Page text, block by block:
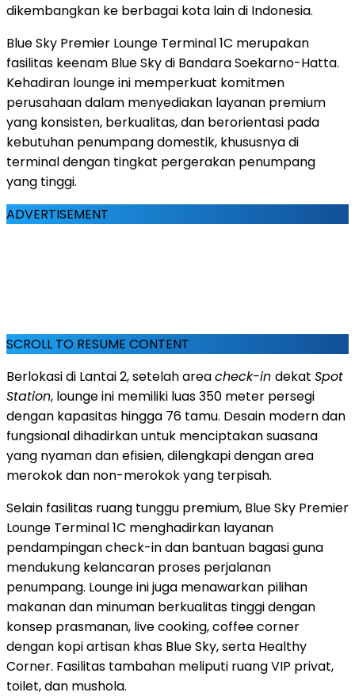
dikembangkan ke berbagai kota lain di Indonesia.
Blue Sky Premier Lounge Terminal 1C merupakan
fasilitas keenam Blue Sky di Bandara Soekarno-Hatta.
Kehadiran lounge ini memperkuat komitmen
perusahaan dalam menyediakan layanan premium
yang konsisten, berkualitas, dan berorientasi pada
kebutuhan penumpang domestik, khususnya di
terminal dengan tingkat pergerakan penumpang
yang tinggi.
ADVERTISEMENT
SCROLL TO RESUME CONTENT
Berlokasi di Lantai 2, setelah areacheck-in dekat Spot
Station, lounge ini memiliki luas 350 meter persegi
dengan kapasitas hingga 76 tamu. Desain modern dan
fungsional dihadirkan untuk menciptakan suasana
yang nyaman dan efisien, dilengkapi dengan area
merokok dan non-merokok yang terpisah.
Selain fasilitas ruang tunggu premium, Blue Sky Premier
Lounge Terminal 1C menghadirkan layanan
pendampingan check-in dan bantuan bagasi guna
mendukung kelancaran proses perjalanan
penumpang. Lounge ini juga menawarkan pilihan
makanan dan minuman berkualitas tinggi dengan
konsep prasmanan, live cooking, coffee corner
dengan kopi artisan khas Blue Sky, serta Healthy
Corner. Fasilitas tambahan meliputi ruang VIP privat,
toilet, dan mushola.